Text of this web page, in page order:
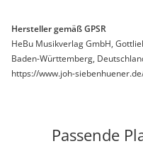
Hersteller gemäß GPSR
HeBu Musikverlag GmbH,
Baden-Württemberg,
https://www.joh-
Passende